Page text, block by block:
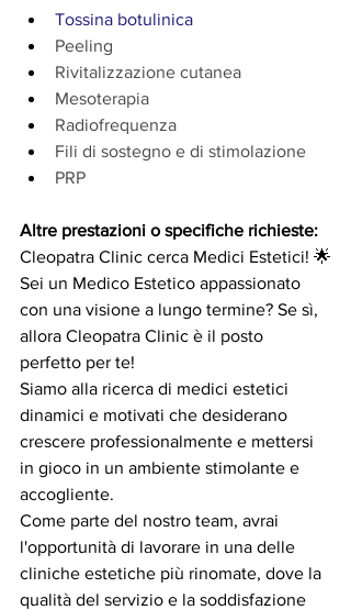
Tossina botulinica
Peeling
Rivitalizzazione cutanea
Mesoterapia
Radiofrequenza
Fili di sostegno e di stimolazione
PRP
Altre prestazioni o specifiche richieste:
Cleopatra Clinic cerca Medici Estetici! 🌟
Sei un Medico Estetico appassionato
con una visione a lungo termine? Se sì,
allora Cleopatra Clinic è il posto
perfetto per te!
Siamo alla ricerca di medici estetici
dinamici e motivati che desiderano
crescere professionalmente e mettersi
in gioco in un ambiente stimolante e
accogliente.
Come parte del nostro team, avrai
l'opportunità di lavorare in una delle
cliniche estetiche più rinomate, dove la
qualità del servizio e la soddisfazione